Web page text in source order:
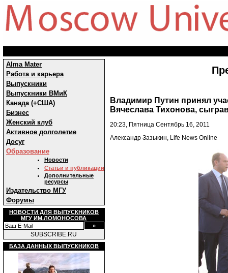
Alma Mater
Работа и карьера
Выпускники
Выпускники ВМиК
Канада (+США)
Бизнес
Женский клуб
Активное долголетие
Досуг
Образование
Новости
Статьи и публикации
Дополнительные
ресурсы
Издательство МГУ
Форумы
НОВОСТИ ДЛЯ ВЫПУСКНИКОВ
МГУ ИМ.ЛОМОНОСОВА
SUBSCRIBE.RU
БАЗА ДАННЫХ ВЫПУСКНИКОВ
Владимир Путин принял
Вячеслава Тихонова,
20:23, Пятница Сентябрь 16, 2011
Александр Зазыкин, Life News Online